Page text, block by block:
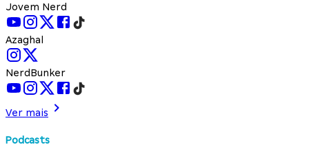
Jovem Nerd
Azaghal
NerdBunker
Ver mais
Podcasts